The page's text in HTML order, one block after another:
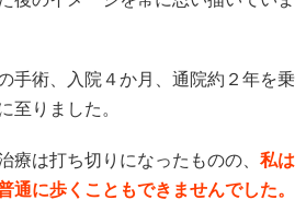
手術、入院４か月、通院約２年を乗
至りました。
療は打ち切りになったものの、 私は
通に歩くこともできませんでした。